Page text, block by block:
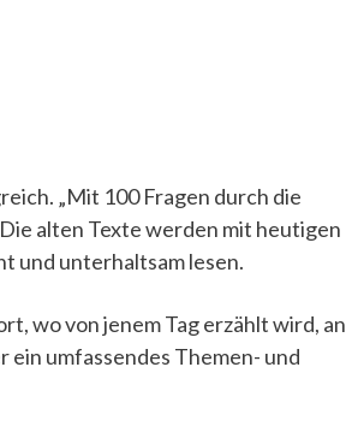
„Mit 100 Fragen durch die
alten Texte werden mit heutigen
und unterhaltsam lesen.
wo von jenem Tag erzählt wird, an
umfassendes Themen- und